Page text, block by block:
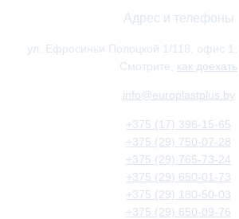
Адрес и телефоны
ул. Ефросиньи Полоцкой 1/118, офис 1,
Смотрите, как доехать
info@europlastplus.by
+375 (17) 396-15-65
+375 (29) 750-07-28
+375 (29) 765-73-24
+375 (29) 650-01-73
+375 (29) 180-50-03
+375 (29) 650-09-76